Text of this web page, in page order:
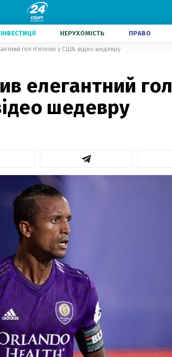
ІНВЕСТИЦІЇ НЕРУХОМІСТЬ ПРАВО
гол п'яткою у США: відео шедевру
елегантний гол
шедевру